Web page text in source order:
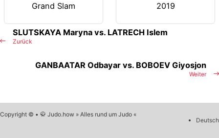
Grand Slam 2019
Zurück
SLUTSKAYA Maryna vs. LATRECH Islem
Weiter
GANBAATAR Odbayar vs. BOBOEV Giyosjon
Copyright © • 🥋 Judo.how » Alles rund um Judo «
Deutsch